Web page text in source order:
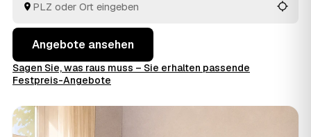
Angebote ansehen
Sagen Sie, was raus muss – Sie erhalten passende
Festpreis-Angebote